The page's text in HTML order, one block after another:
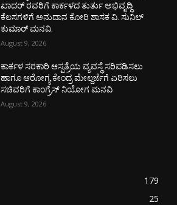
ಖಾದರ್‌ ರವರಿಗೆ ಕಾರ್ಕಳದ ತುರ್ತು ಅಭಿವೃದ್ಧಿ
ಕೆಲಸಗಳಿಗೆ ಅನುದಾನ ಕೋರಿ ಶಾಸಕ ವಿ. ಸುನಿಲ್‌
ಕುಮಾರ್‌ ಮನವಿ.
August 9, 2026
ಕಾರ್ಕಳ ಸರಕಾರಿ ಆಸ್ಪತ್ರೆಯ ವ್ಯವಸ್ಥೆ ಸರಿಪಡಿಸಲು
ಹಾಗೂ ಆರೋಗ್ಯ ಕೇಂದ್ರ ಮೇಲ್ದರ್ಜೆಗೆ ಏರಿಸಲು
ಸಚಿವರಿಗೆ ಕಾಂಗ್ರೆಸ್ ನಿಯೋಗ ಮನವಿ
August 9, 2026
179
25